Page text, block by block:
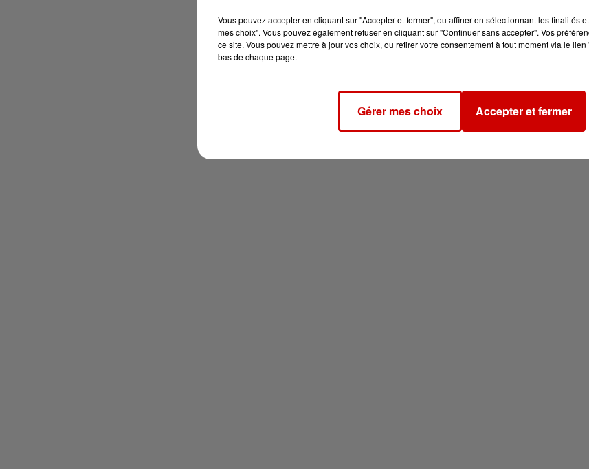
Vous pouvez accepter en cliquant sur "Accepter et fermer", ou affiner en sélectionnant les finalités
mes choix". Vous pouvez également refuser en cliquant sur "Continuer sans accepter". Vos
ce site. Vous pouvez mettre à jour vos choix, ou retirer votre consentement à tout moment via le
bas de chaque page.
Gérer mes choix Accepter et fermer